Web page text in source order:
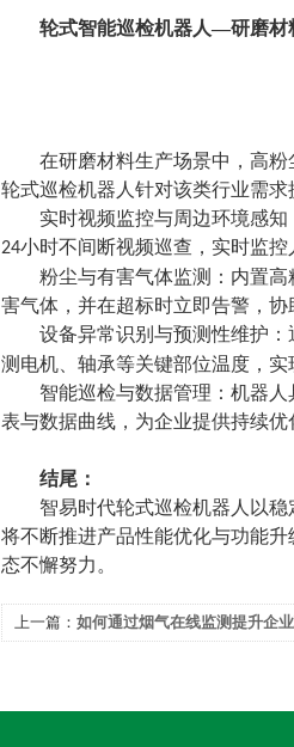
轮式智能巡检机器人—研磨材
在研磨材料生产场景中，高
轮式巡检机器人针对该类行业需求
实时视频监控与周边环境感
24小时不间断视频巡查，实时监控
粉尘与有害气体监测：内置
害气体，并在超标时立即告警，协
设备异常识别与预测性维护：
测电机、轴承等关键部位温度，
智能巡检与数据管理：机器
表与数据曲线，为企业提供持续
结尾：
智易时代轮式巡检机器人以
将不断推进产品性能优化与功能
态不懈努力。
上一篇： 如何通过烟气在线监测提升企